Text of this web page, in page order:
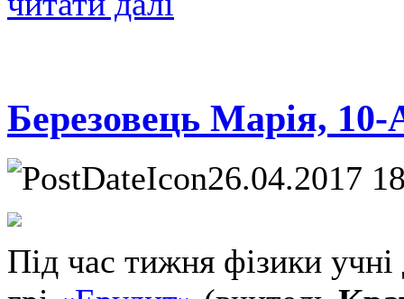
Березовець Марія,
26.04.2017
Під час тижня фізики учні